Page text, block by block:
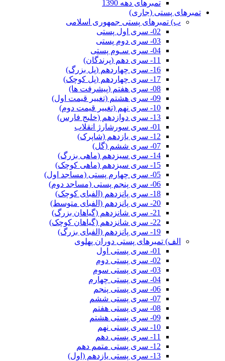
تمبرهای دهه 1390
تمبرهای پستی (جاری)
ب) تمبرهای پستی جمهوری اسلامی
02- سری اول پستی
03- سری دوم پستی
04- سری سـوم پستی
11- سری دهم (پرندگان)
16- سری چهاردهم (پل بزرگ)
17- سری چهاردهم (پل کوچک)
08- سری هفتم (پیشرفت ها)
09- سری هشتم (تغییر قیمت اول)
10- سری نهم (تغییر قیمت دوم)
13- سری دوازدهم (خلیج فارس)
01- سری سورشارژ انقلاب
12- سری یازدهم (شاپرک)
07- سری ششم (گل)
14- سری سیزدهم (ماهی بزرگ)
15- سری سیزدهم (ماهی کوچک)
05- سری چهارم پستی (مساجد اول)
06- سری پنجم پستی (مساجد دوم)
18- سری پانزدهم (الفبای کوچک)
20- سری پانزدهم (الفبای متوسط)
21- سری شانزدهم (گیاهان بزرگ)
22- سری شانزدهم (گیاهان کوچک)
19- سری پانزدهم (الفبای بزرگ)
الف) تمبرهای پستی دوران پهلوی
01- سری پستی اول
02- سری پستی دوم
03- سری پستی سوم
04- سری پستی چهارم
06- سری پستی پنجم
07- سری پستی ششم
08- سری پستی هفتم
09- سری پستی هشتم
10- سری پستی نهم
11- سری پستی دهم
12- سری پستی متمم دهم
13- سری پستی یازدهم (اول)